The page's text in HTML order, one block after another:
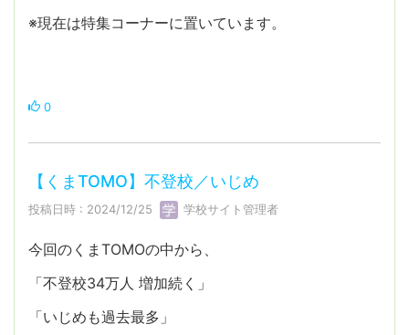
※現在は特集コーナーに置いています。
0
【くまTOMO】不登校／いじめ
投稿日時 : 2024/12/25 学校サイト管理者
今回のくまTOMOの中から、
「不登校34万人 増加続く」
「いじめも過去最多」